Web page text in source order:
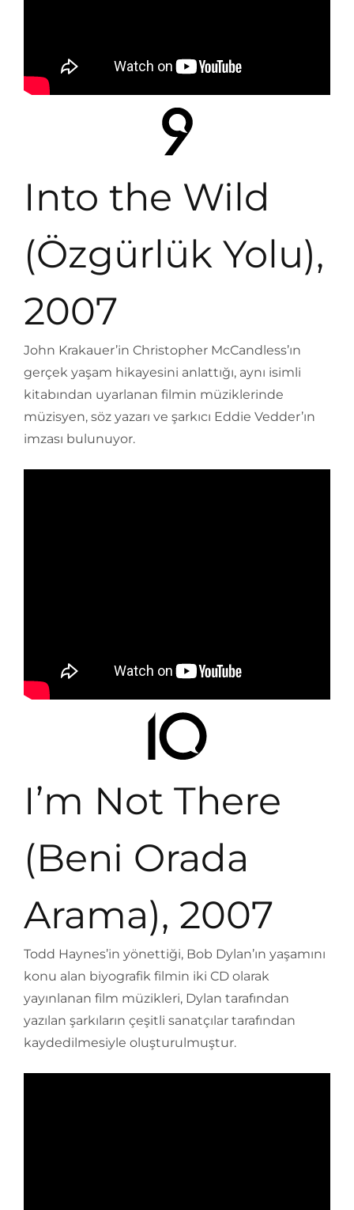
Into the Wild
(Özgürlük Yolu),
2007
John Krakauer’in Christopher McCandless’ın
gerçek yaşam hikayesini anlattığı, aynı isimli
kitabından uyarlanan filmin müziklerinde
müzisyen, söz yazarı ve şarkıcı Eddie Vedder’ın
imzası bulunuyor.
I’m Not There
(Beni Orada
Arama), 2007
Todd Haynes’in yönettiği, Bob Dylan’ın yaşamını
konu alan biyografik filmin iki CD olarak
yayınlanan film müzikleri, Dylan tarafından
yazılan şarkıların çeşitli sanatçılar tarafından
kaydedilmesiyle oluşturulmuştur.